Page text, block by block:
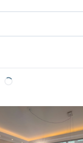
931.000,00